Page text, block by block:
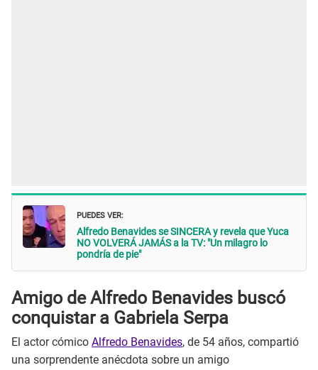
PUEDES VER:
Alfredo Benavides se SINCERA y revela que Yuca
NO VOLVERÁ JAMÁS a la TV: "Un milagro lo
pondría de pie"
Amigo de Alfredo Benavides buscó
conquistar a Gabriela Serpa
El actor cómico Alfredo Benavides, de 54 años, compartió
una sorprendente anécdota sobre un amigo